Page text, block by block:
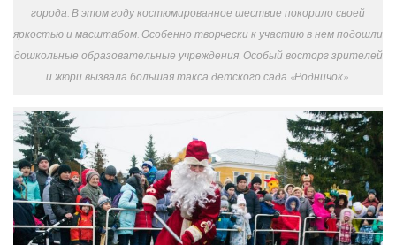
города. В этом году костюмированное шествие покорило своей
яркостью и масштабом. Особенно творчески к участию в нем подошли
дошкольные образовательные учреждения. Особый восторг зрителей
и жюри вызвала большая такса детского сада «Родничок».